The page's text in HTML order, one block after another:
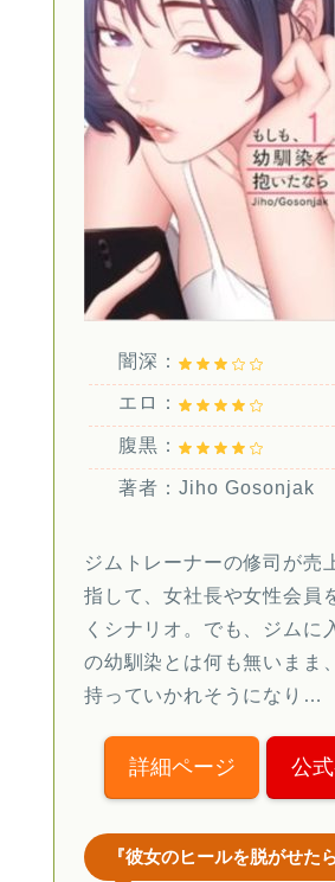
闇深：
エロ：
腹黒：
著者：Jiho Gosonjak
ジムトレーナーの修司が売
指して、女社長や女性会員
くシナリオ。でも、ジムに
の幼馴染とは何も無いまま
持っていかれそうになり…
詳細ページ 公
『彼女のヒールを脱がせたら